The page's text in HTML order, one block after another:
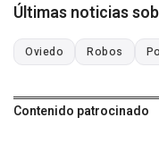
Últimas noticias
Oviedo Robos
Contenido patrocinado